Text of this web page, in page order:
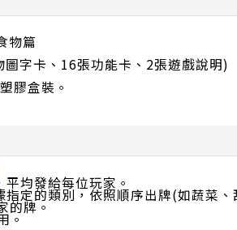
物篇
字卡、16張功能卡、2張遊戲說明)
膠盒裝。
均發給每位玩家。
定的類別，依照順序出牌(如蔬菜、
的牌。
。